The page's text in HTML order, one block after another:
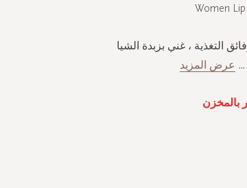
Women
التغذية ، غني بزبدة الشيا
... عرض المزيد
بالمخزن